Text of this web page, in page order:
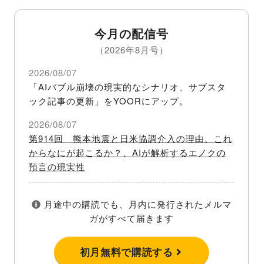
今月の配信号
（2026年8月号）
2026/08/07
「AIバブル崩壊の現実的なシナリオ、サブスタ
ック記事の更新」をYOORにアップ。
2026/08/07
第914回 熊本地震と日米協調介入の理由、これ
からなにが起こるか？、AIが解析するエノクの
預言の現実性
月途中の購読でも、月内に発行されたメルマ
ガがすべて届きます
初月無料で購読する